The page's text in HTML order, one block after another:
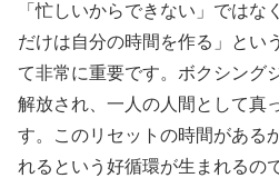
「忙しいからできない」ではな
だけは自分の時間を作る」とい
て非常に重要です。ボクシング
解放され、一人の人間として真
す。このリセットの時間がある
れるという好循環が生まれるの